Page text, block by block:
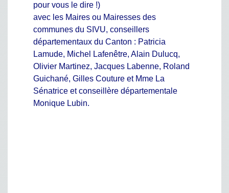
pour vous le dire !)
avec les Maires ou Mairesses des
communes du SIVU, conseillers
départementaux du Canton : Patricia
Lamude, Michel Lafenêtre, Alain Dulucq,
Olivier Martinez, Jacques Labenne, Roland
Guichané, Gilles Couture et Mme La
Sénatrice et conseillère départementale
Monique Lubin.